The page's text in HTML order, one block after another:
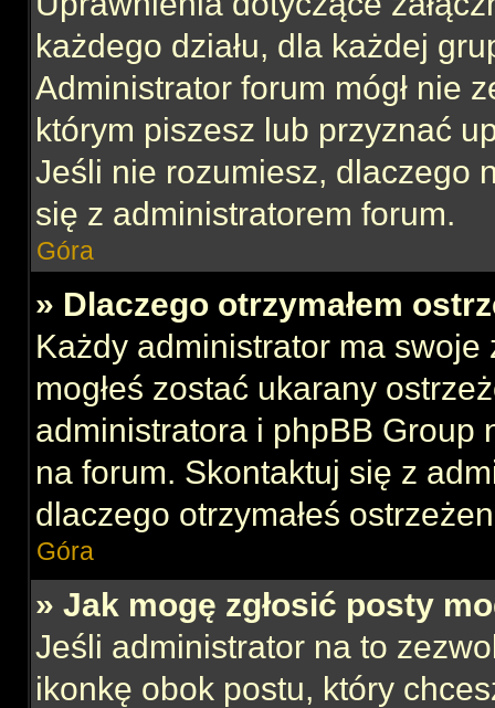
każdego działu, dla każdej
Administrator forum mógł nie
którym piszesz lub przyznać
Jeśli nie rozumiesz, dlaczego
się z administratorem forum.
Góra
» Dlaczego otrzymałem
Każdy administrator ma swoje
mogłeś zostać ukarany
administratora i phpBB Group
na forum. Skontaktuj się z
dlaczego otrzymałeś
Góra
» Jak mogę zgłosić posty
Jeśli administrator na to
ikonkę obok postu, który